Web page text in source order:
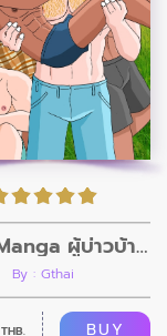
Gthai Manga ผู้บ่าวบ้านนา ตอนที่4
By : Gthai
THB. BUY